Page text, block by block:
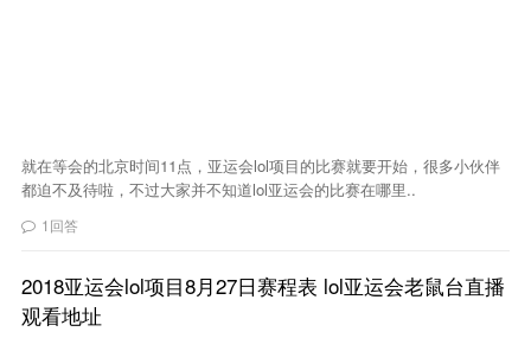
就在等会的北京时间11点，亚运会lol项目的比赛就要开始，很多小伙伴
都迫不及待啦，不过大家并不知道lol亚运会的比赛在哪里..
1回答
2018亚运会lol项目8月27日赛程表 lol亚运会老鼠台直播
观看地址